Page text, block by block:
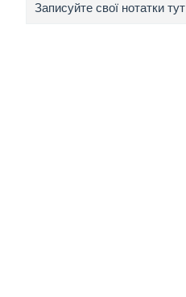
Записуйте свої нотатки тут